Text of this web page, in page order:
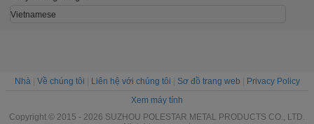
Vietnamese
Nhà| Về chúng tôi Liên hệ với chúng tôi Sơ đồ trang web
Privacy Policy
Xem máy tính
Copyright © 2015 - 2026 SUZHOU POLESTAR METAL PRODUCTS CO., LTD.